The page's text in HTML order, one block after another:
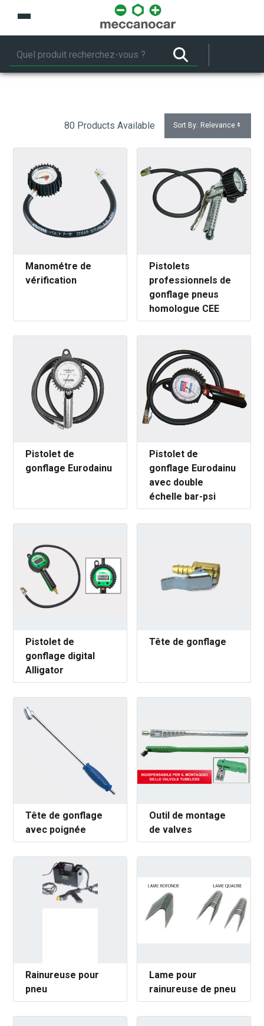
Saut au contenu principal
80 Products Available Sort By: Relevance
Manométre de
vérification
Pistolets
professionnels de
gonflage pneus
homologue CEE
Pistolet de
gonflage Eurodainu
Pistolet de
gonflage Eurodainu
avec double
échelle bar-psi
Pistolet de
gonflage digital
Alligator
Tête de gonflage
Tête de gonflage
avec poignée
Outil de montage
de valves
Rainureuse pour
pneu
Lame pour
rainureuse de pneu